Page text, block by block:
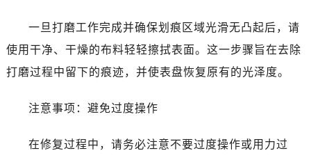
一旦打磨工作完成并确保划痕区域光滑无凸起后，请
使用干净、干燥的布料轻轻擦拭表面。这一步骤旨在去除
打磨过程中留下的痕迹，并使表盘恢复原有的光泽度。
注意事项：避免过度操作
在修复过程中，请务必注意不要过度操作或用力过